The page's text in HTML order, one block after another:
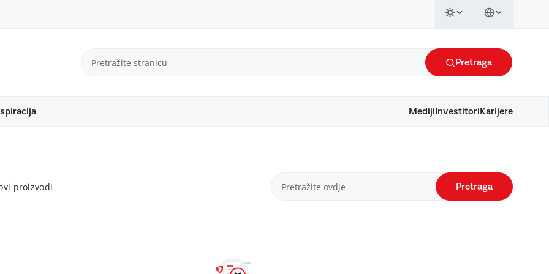
Pretraga
Mediji Investitori Karijere
proizvodi Pretraga